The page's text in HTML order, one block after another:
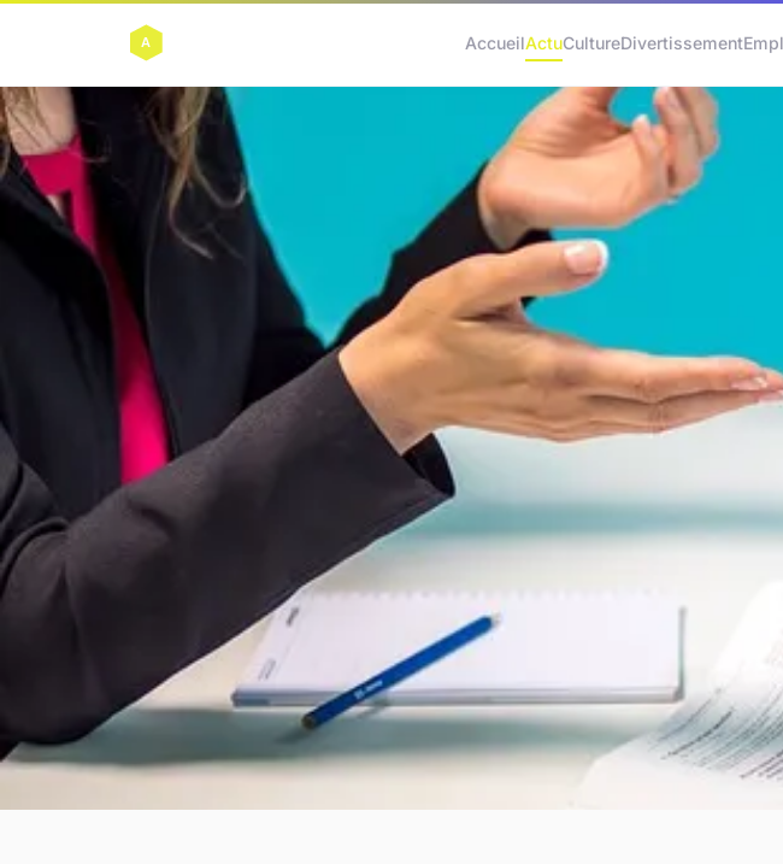
AccueilActuCultureDivertissement